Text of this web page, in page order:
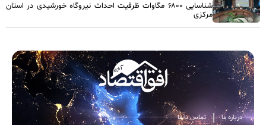
شناسایی ۶۸۰۰ مگاوات ظرفیت احداث نیروگاه خورشیدی در استان
مرکزی
درباره ما تماس با ما